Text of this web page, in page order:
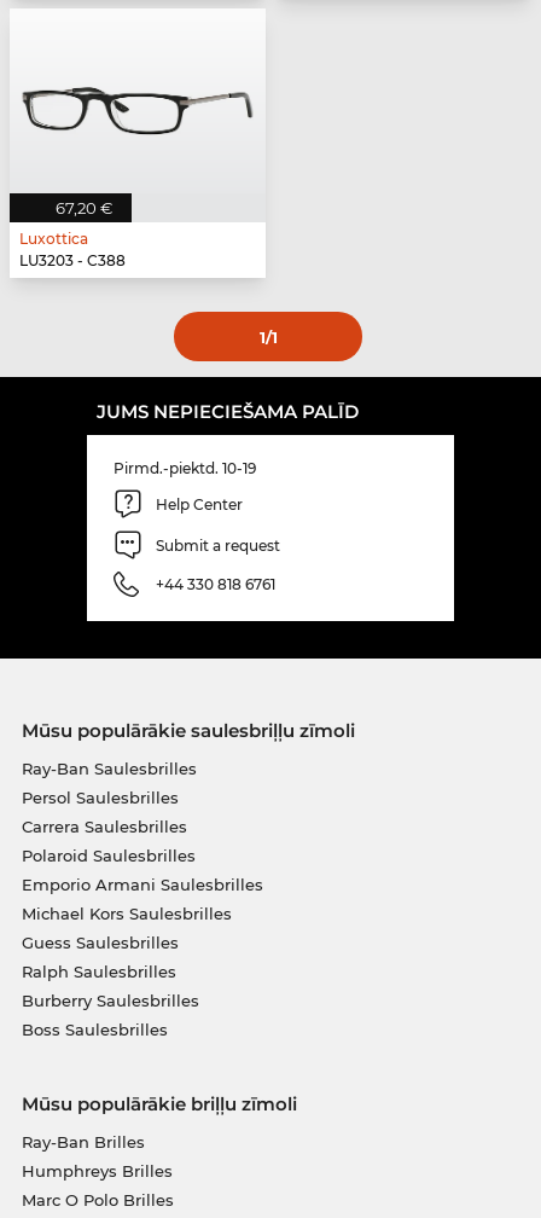
67,20 €
Luxottica
LU3203 - C388
1/1
JUMS NEPIECIEŠAMA PALĪD
Pirmd.-piektd. 10-19
Help Center
Submit a request
+44 330 818 6761
Mūsu populārākie saulesbriļļu zīmoli
Ray-Ban Saulesbrilles
Persol Saulesbrilles
Carrera Saulesbrilles
Polaroid Saulesbrilles
Emporio Armani Saulesbrilles
Michael Kors Saulesbrilles
Guess Saulesbrilles
Ralph Saulesbrilles
Burberry Saulesbrilles
Boss Saulesbrilles
Mūsu populārākie briļļu zīmoli
Ray-Ban Brilles
Humphreys Brilles
Marc O Polo Brilles